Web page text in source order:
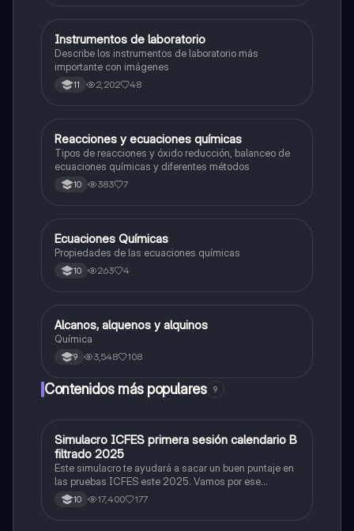
Química
Instrumentos de laboratorio
Describe los instrumentos de laboratorio más
importante con imágenes
11 2,202 48
Química
Reacciones y ecuaciones químicas
Tipos de reacciones y óxido reducción, balanceo de
ecuaciones químicas y diferentes métodos
10 383 7
Química
Ecuaciones Químicas
Propiedades de las ecuaciones químicas
10 263 4
Química
Alcanos, alquenos y alquinos
Química
9 3,548 108
Contenidos más populares 9
ICFES: Matemáticas
Simulacro ICFES primera sesión calendario B
filtrado 2025
Este simulacro te ayudará a sacar un buen puntaje en
las pruebas ICFES este 2025. Vamos por ese
500/500. Y poder ser admitido en la universidad que
quieras, estudiar la carrera que quieres y no la que te
10 17,400 177